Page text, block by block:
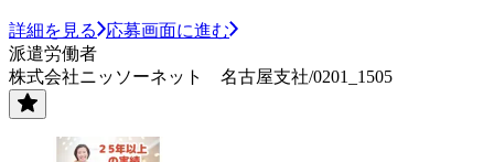
詳細を見る
応募画面に進む
派遣労働者
株式会社ニッソーネット 名古屋支社/0201_1505